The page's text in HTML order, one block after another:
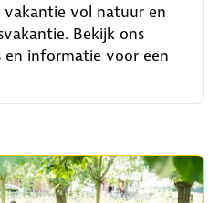
vakantie vol natuur en
Bekijk ons
en informatie voor een